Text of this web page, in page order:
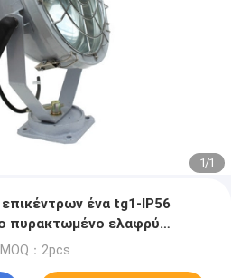
1/1
ένα tg1-IP56
πυρακτωμένο ελαφρύ
θαλάσσιο
MOQ：2pcs